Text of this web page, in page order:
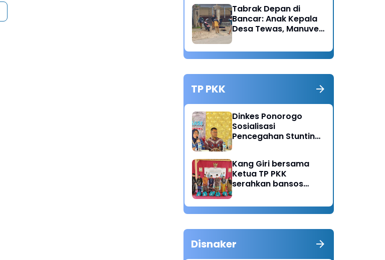
Tabrak Depan di
Bancar: Anak Kepala
Desa Tewas, Manuver
Diduga Jadi Pemicu
TP PKK
Dinkes Ponorogo
Sosialisasi
Pencegahan Stunting,
Emas
Kang Giri bersama
Ketua TP PKK
serahkan bansos
Sukorejo Ponorogo
Disnaker